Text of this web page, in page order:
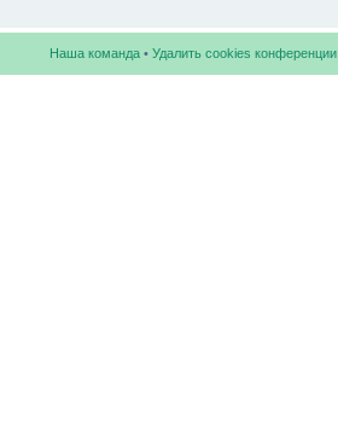
Наша команда • Удалить cookies конференции